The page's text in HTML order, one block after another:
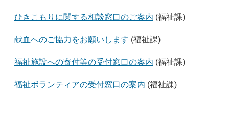
ひきこもりに関する相談窓口のご案内 (福祉課)
献血へのご協力をお願いします (福祉課)
福祉施設への寄付等の受付窓口の案内 (福祉課)
福祉ボランティアの受付窓口の案内 (福祉課)